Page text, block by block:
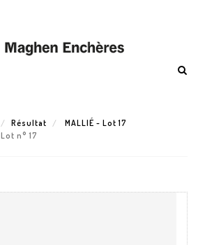
Résultat
MALLIÉ - Lot 17
Lot n° 17